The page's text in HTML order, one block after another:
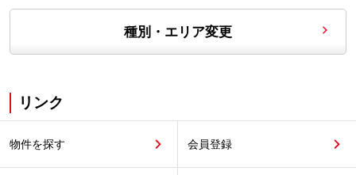
種別・エリア変更
リンク
物件を探す 会員登録